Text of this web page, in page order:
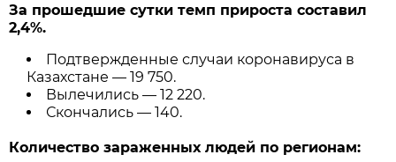
За прошедшие сутки темп прироста составил
2,4%.
Подтвержденные случаи коронавируса в
Казахстане — 19 750.
Вылечились — 12 220.
Скончались — 140.
Количество зараженных людей по регионам: